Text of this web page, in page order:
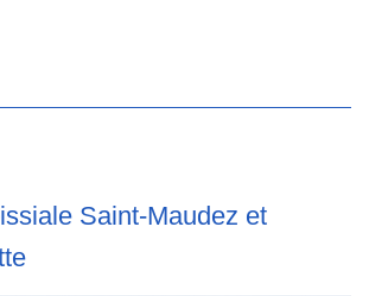
Saint-Maudez et